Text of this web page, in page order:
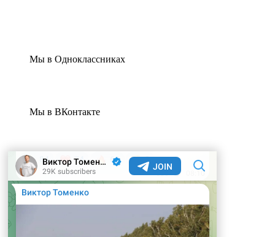
Мы в Одноклассниках
Мы в ВКонтакте